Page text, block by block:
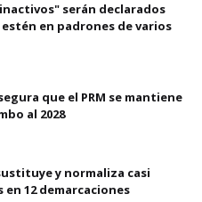
serán declarados
en padrones de varios
que el PRM se mantiene
al 2028
y normaliza casi
en 12 demarcaciones